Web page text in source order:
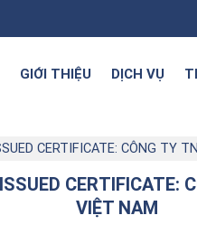
GIỚI THIỆU DỊCH VỤ
CERTIFICATE: CÔNG TY
CERTIFICATE:
VIỆT NAM